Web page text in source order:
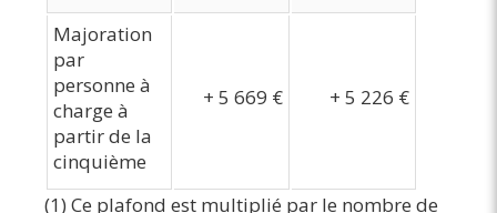
Majoration
par
personne à
charge à
partir de la
cinquième
+ 5 669 € + 5 226 €
(1) Ce plafond est multiplié par le nombre de